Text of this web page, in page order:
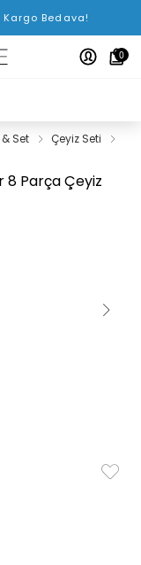
Bedava!
0
Set
Çeyiz Seti